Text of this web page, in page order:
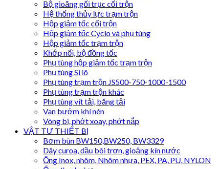
Bộ gioăng gối trục cối trộn
Hệ thống thủy lực trạm trộn
Hộp giảm tốc cối trộn
Hộp giảm tốc Cyclo và phụ tùng
Hộp giảm tốc trạm trộn
Khớp nối, bộ đồng tốc
Phụ tùng hộp giảm tốc trạm trộn
Phụ tùng Si lô
Phụ tùng trạm trộn JS500-750-1000-1500
Phụ tùng trạm trộn khác
Phụ tùng vít tải, băng tải
Van bướm khí nén
Vòng bi, phớt xoay, phớt nắp
VẬT TƯ THIẾT BỊ
Bơm bùn BW150,BW250, BW3329
Dây curoa, dầu bôi trơn, gioăng kín nước
Ống Inox, nhôm, Nhôm nhựa, PEX, PA, PU, NYLON